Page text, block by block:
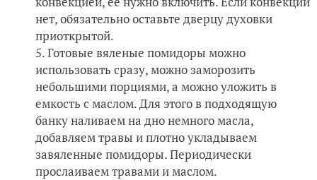
нет, обязательно оставьте дверцу духовки
приоткрытой.
Готовые вяленые помидоры можно
использовать сразу, можно заморозить
небольшими порциями, а можно уложить в
емкость с маслом. Для этого в подходящую
банку наливаем на дно немного масла,
добавляем травы и плотно укладываем
завяленные помидоры. Периодически
прослаиваем травами и маслом.